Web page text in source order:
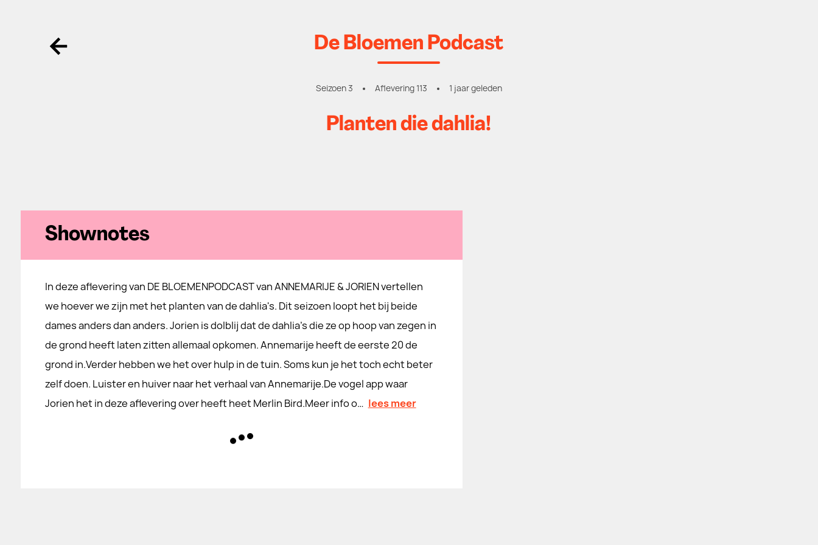
Ga terug
De Bloemen Podcast
Seizoen 3 Aflevering 113 1 jaar geleden
Planten die dahlia!
Shownotes
In deze aflevering van DE BLOEMENPODCAST van ANNEMARIJE & JORIEN vertellen
we hoever we zijn met het planten van de dahlia's. Dit seizoen loopt het bij beide
dames anders dan anders. Jorien is dolblij dat de dahlia's die ze op hoop van zegen in
de grond heeft laten zitten allemaal opkomen. Annemarije heeft de eerste 20 de
grond in.Verder hebben we het over hulp in de tuin. Soms kun je het toch echt beter
zelf doen. Luister en huiver naar het verhaal van Annemarije.De vogel app waar
Jorien het in deze aflevering over heeft heet Merlin Bird.Meer info o… lees meer